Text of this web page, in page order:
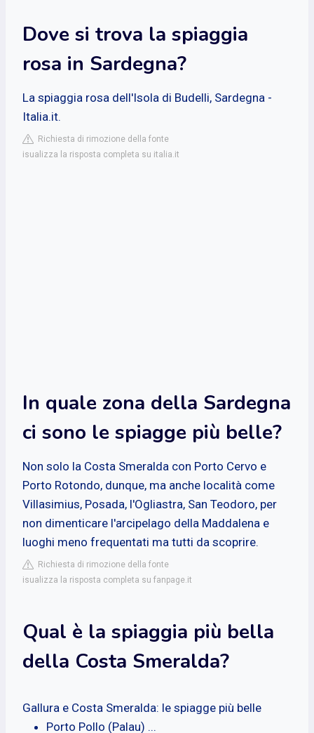
Dove si trova la spiaggia
rosa in Sardegna?
La spiaggia rosa dell'Isola di Budelli, Sardegna -
Italia.it.
Richiesta di rimozione della fonte
isualizza la risposta completa su italia.it
In quale zona della Sardegna
ci sono le spiagge più belle?
Non solo la Costa Smeralda con Porto Cervo e
Porto Rotondo, dunque, ma anche località come
Villasimius, Posada, l'Ogliastra, San Teodoro, per
non dimenticare l'arcipelago della Maddalena e
luoghi meno frequentati ma tutti da scoprire.
Richiesta di rimozione della fonte
isualizza la risposta completa su fanpage.it
Qual è la spiaggia più bella
della Costa Smeralda?
Gallura e Costa Smeralda: le spiagge più belle
Porto Pollo (Palau) ...